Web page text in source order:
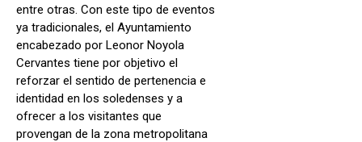
entre otras. Con este tipo de eventos
ya tradicionales, el Ayuntamiento
encabezado por Leonor Noyola
Cervantes tiene por objetivo el
reforzar el sentido de pertenencia e
identidad en los soledenses y a
ofrecer a los visitantes que
provengan de la zona metropolitana